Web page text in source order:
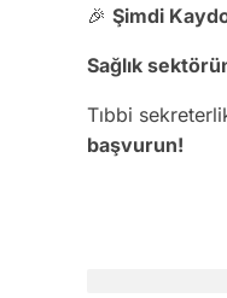
🎉 Şimdi
Sağlık
Tıbbi
başvurun!